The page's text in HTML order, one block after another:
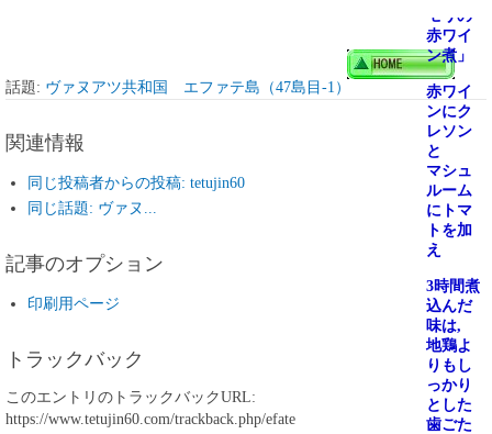
モリの
赤ワイ
ン煮」
赤ワイ
ンにク
レソン
と
マシュ
ルーム
にトマ
トを加
え
3時間煮
込んだ
味は,
地鶏よ
りもし
っかり
とした
歯ごた
話題: ヴァヌアツ共和国 エファテ島（47島目-1）
関連情報
同じ投稿者からの投稿: tetujin60
同じ話題: ヴァヌ...
記事のオプション
印刷用ページ
トラックバック
このエントリのトラックバックURL:
https://www.tetujin60.com/trackback.php/efate